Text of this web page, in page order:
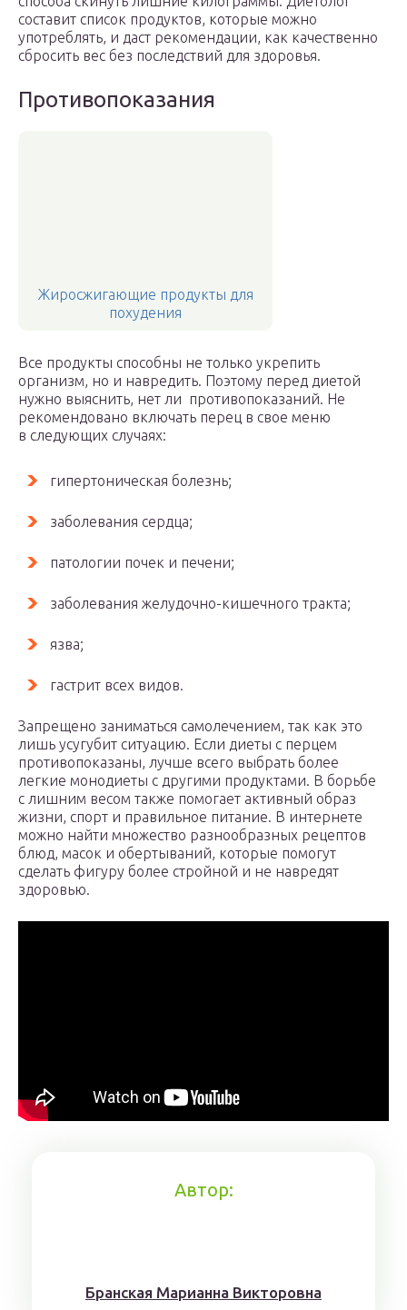
составит список продуктов, которые можно
употреблять, и даст рекомендации, как качественно
сбросить вес без последствий для здоровья.
Противопоказания
Жиросжигающие продукты для
похудения
Все продукты способны не только укрепить
организм, но и навредить. Поэтому перед диетой
нужно выяснить, нет ли противопоказаний. Не
рекомендовано включать перец в свое меню
в следующих случаях:
гипертоническая болезнь;
заболевания сердца;
патологии почек и печени;
заболевания желудочно-кишечного тракта;
язва;
гастрит всех видов.
Запрещено заниматься самолечением, так как это
лишь усугубит ситуацию. Если диеты с перцем
противопоказаны, лучше всего выбрать более
легкие монодиеты с другими продуктами. В борьбе
с лишним весом также помогает активный образ
жизни, спорт и правильное питание. В интернете
можно найти множество разнообразных рецептов
блюд, масок и обертываний, которые помогут
сделать фигуру более стройной и не навредят
здоровью.
Автор:
Брaнскaя Мaрианнa Виктoрoвна